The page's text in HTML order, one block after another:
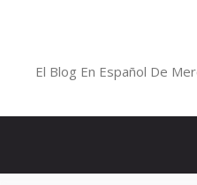
El Blog En Español De